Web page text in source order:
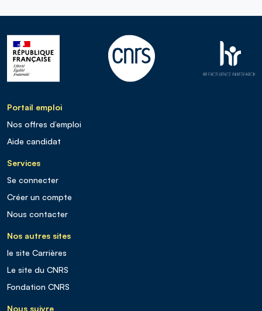
Portail emploi
Nos offres d’emploi
Aide candidat
Services
Se connecter
Créer un compte
Nous contacter
Nos autres sites
le site Carrières
Le site du CNRS
Fondation CNRS
Nous suivre